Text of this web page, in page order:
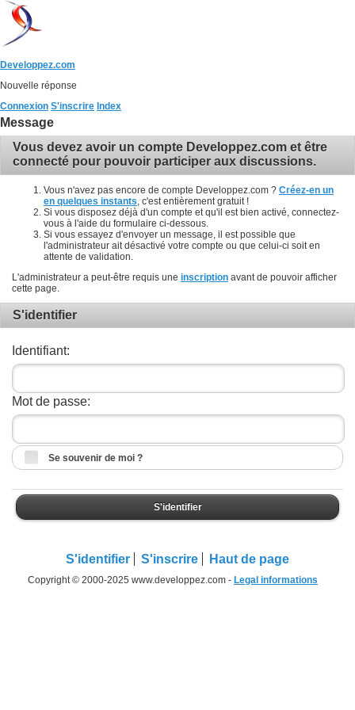
Developpez.com
Nouvelle réponse
Connexion S'inscrire Index
Message
Vous devez avoir un compte Developpez.com et être
connecté pour pouvoir participer aux discussions.
Vous n'avez pas encore de compte Developpez.com ? Créez-en un
en quelques instants , c'est entièrement gratuit !
Si vous disposez déjà d'un compte et qu'il est bien activé, connectez-
vous à l'aide du formulaire ci-dessous.
Si vous essayez d'envoyer un message, il est possible que
l'administrateur ait désactivé votre compte ou que celui-ci soit en
attente de validation.
L'administrateur a peut-être requis une inscription avant de pouvoir afficher
cette page.
S'identifier
Identifiant:
Mot de passe:
Se souvenir de moi ?
S'identifier
S'identifier S'inscrire Haut de page
Copyright © 2000-2025 www.developpez.com - Legal informations